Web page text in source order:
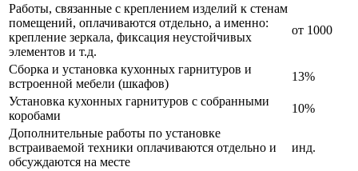
Работы, связанные с креплением изделий к стенам
помещений, оплачиваются отдельно, а именно:
крепление зеркала, фиксация неустойчивых
элементов и т.д.
от 1000
Сборка и установка кухонных гарнитуров и
встроенной мебели (шкафов)
13%
Установка кухонных гарнитуров с собранными
коробами
10%
Дополнительные работы по установке
встраиваемой техники оплачиваются отдельно и
обсуждаются на месте
инд.